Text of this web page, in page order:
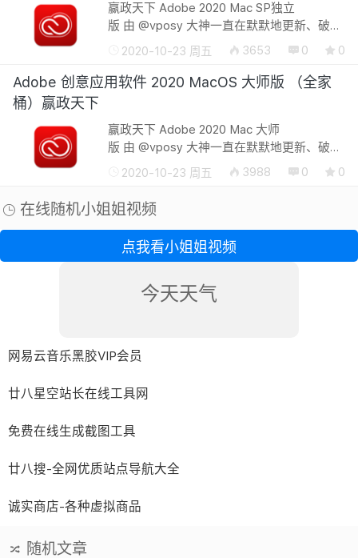
赢政天下 Adobe 2020 Mac SP独立
版 由 @vposy 大神一直在默默地更新、破
解、封装，它拥有集成的Adobe Zii 2020 激
活补丁，直接安装Mac程序便可免费使用软
件的所有功能，无限制使用。A...
2020-10-23 周五 3653 0 0
Adobe 创意应用软件 2020 MacOS 大师版 （全家
桶）赢政天下
赢政天下 Adobe 2020 Mac 大师
版 由 @vposy 大神一直在默默地更新、破
解、封装，它拥有集成的Adobe Zii 2020 激
活补丁，直接安装Mac程序便可免费使用软
件的所有功能，无限制使用。Ado...
2020-10-23 周五 3988 0 0
在线随机小姐姐视频
点我看小姐姐视频
今天天气
网易云音乐黑胶VIP会员
廿八星空站长在线工具网
免费在线生成截图工具
廿八搜-全网优质站点导航大全
诚实商店-各种虚拟商品
随机文章